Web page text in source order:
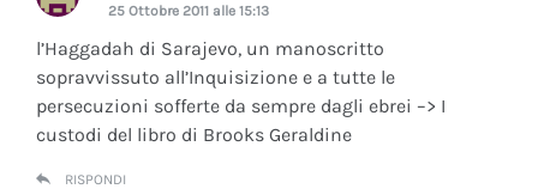
25 Ottobre 2011 alle 15:13
l’Haggadah di Sarajevo, un manoscritto
sopravvissuto all’Inquisizione e a tutte le
persecuzioni sofferte da sempre dagli ebrei –> I
custodi del libro di Brooks Geraldine
RISPONDI